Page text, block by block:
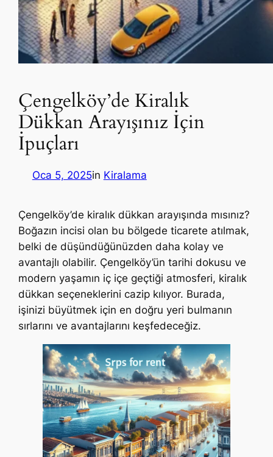
Çengelköy’de Kiralık
Dükkan Arayışınız İçin
İpuçları
Oca 5, 2025in Kiralama
Çengelköy’de kiralık dükkan arayışında mısınız?
Boğazın incisi olan bu bölgede ticarete atılmak,
belki de düşündüğünüzden daha kolay ve
avantajlı olabilir. Çengelköy’ün tarihi dokusu ve
modern yaşamın iç içe geçtiği atmosferi, kiralık
dükkan seçeneklerini cazip kılıyor. Burada,
işinizi büyütmek için en doğru yeri bulmanın
sırlarını ve avantajlarını keşfedeceğiz.